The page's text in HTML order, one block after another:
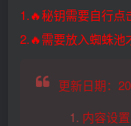
1.🔥秘钥需要自行点
2.🔥需要放入蜘蛛池
更新日期：
内容设